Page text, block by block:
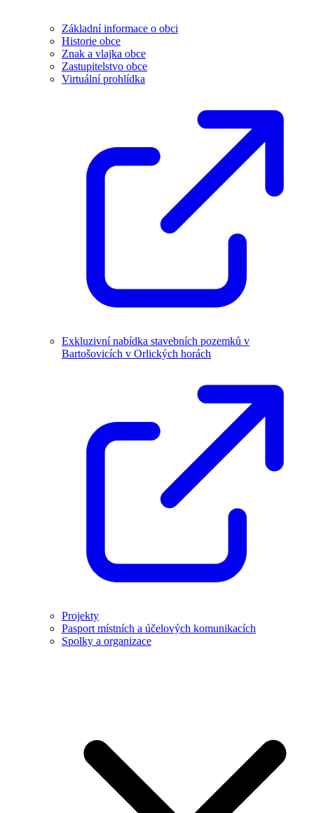
Základní informace o obci
Historie obce
Znak a vlajka obce
Zastupitelstvo obce
Virtuální prohlídka
Exkluzivní nabídka stavebních pozemků v
Bartošovicích v Orlických horách
Projekty
Pasport místních a účelových komunikacích
Spolky a organizace